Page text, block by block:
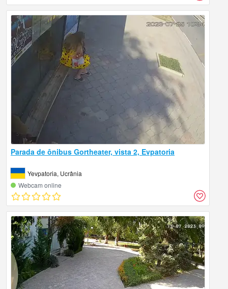
Parada de ônibus Gortheater, vista 2, Evpatoria
Yevpatoria, Ucrânia
Webcam online